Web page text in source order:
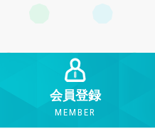
会員登録
MEMBER